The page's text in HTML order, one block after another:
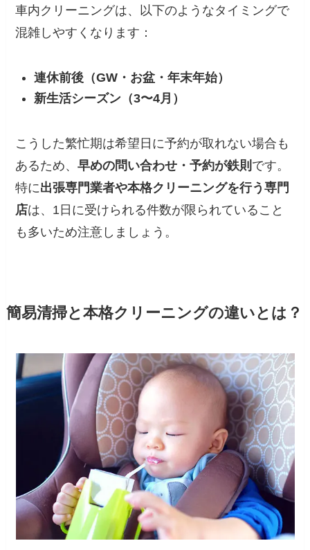
車内クリーニングは、以下のようなタイミングで
混雑しやすくなります：
連休前後（GW・お盆・年末年始）
新生活シーズン（3〜4月）
こうした繁忙期は希望日に予約が取れない場合も
あるため、早めの問い合わせ・予約が鉄則 です。
特に出張専門業者や本格クリーニングを行う専門
店は、1日に受けられる件数が限られていること
も多いため注意しましょう。
簡易清掃と本格クリーニングの違いとは？